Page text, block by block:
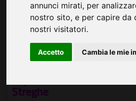
annunci mirati, per
nostro sito, e per capire da
nostri visitatori.
Accetto Cambia le mie
Streghe